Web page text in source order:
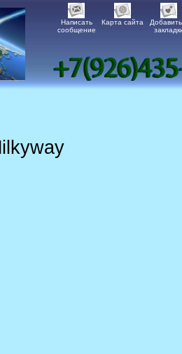
Написать
сообщение
Карта сайта